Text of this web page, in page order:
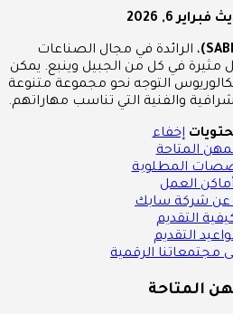
فبراير 6, 2026
، الرائدة في مجال الصناعات
مثيرة في كل من الجبيل وينبع. يمكن
التوجه نحو مجموعة متنوعة
والفنية التي تناسب مهاراتهم.
إخفاء
المتاحة
المطلوبة
العمل
عن شركة سابك
التقديم
التقديم
مجتمعاتنا الرقمية
المتاحة